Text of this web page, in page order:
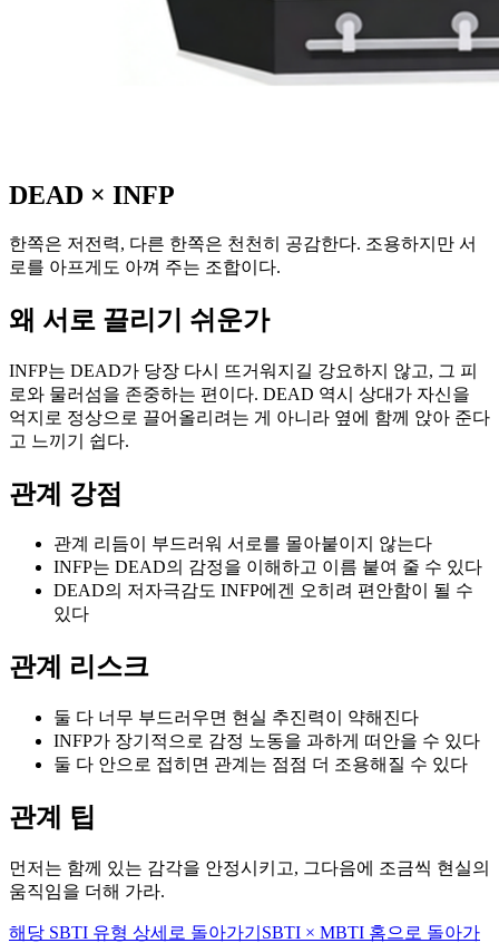
DEAD × INFP
한쪽은 저전력, 다른 한쪽은 천천히 공감한다. 조용하지만 서
로를 아프게도 아껴 주는 조합이다.
왜 서로 끌리기 쉬운가
INFP는 DEAD가 당장 다시 뜨거워지길 강요하지 않고, 그 피
로와 물러섬을 존중하는 편이다. DEAD 역시 상대가 자신을
억지로 정상으로 끌어올리려는 게 아니라 옆에 함께 앉아 준다
고 느끼기 쉽다.
관계 강점
관계 리듬이 부드러워 서로를 몰아붙이지 않는다
INFP는 DEAD의 감정을 이해하고 이름 붙여 줄 수 있다
DEAD의 저자극감도 INFP에겐 오히려 편안함이 될 수
있다
관계 리스크
둘 다 너무 부드러우면 현실 추진력이 약해진다
INFP가 장기적으로 감정 노동을 과하게 떠안을 수 있다
둘 다 안으로 접히면 관계는 점점 더 조용해질 수 있다
관계 팁
먼저는 함께 있는 감각을 안정시키고, 그다음에 조금씩 현실의
움직임을 더해 가라.
해당 SBTI 유형 상세로 돌아가기 SBTI × MBTI 홈으로 돌아가